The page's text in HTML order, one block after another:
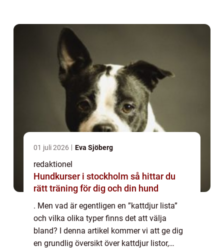
01 juli 2026 Eva Sjöberg
redaktionel
Hundkurser i stockholm så hittar du
rätt träning för dig och din hund
. Men vad är egentligen en ”kattdjur lista”
och vilka olika typer finns det att välja
bland? I denna artikel kommer vi att ge dig
en grundlig översikt över kattdjur listor,